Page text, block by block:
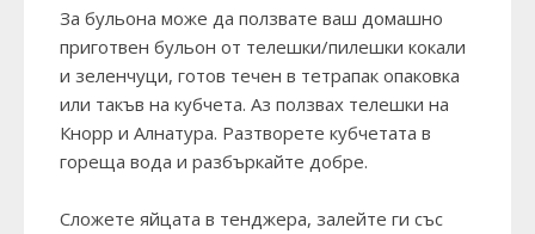
За бульона може да ползвате ваш домашно
приготвен бульон от телешки/пилешки кокали
и зеленчуци, готов течен в тетрапак опаковка
или такъв на кубчета. Аз ползвах телешки на
Кнорр и Алнатура. Разтворете кубчетата в
гореща вода и разбъркайте добре.
Сложете яйцата в тенджера, залейте ги със